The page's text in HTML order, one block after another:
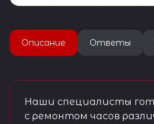
Описание Ответы
Наши специалисты
с ремонтом часов